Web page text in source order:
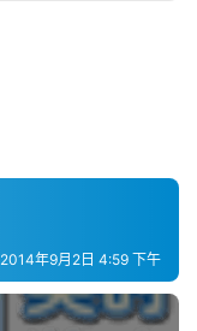
2014年9月2日 4:59 下午